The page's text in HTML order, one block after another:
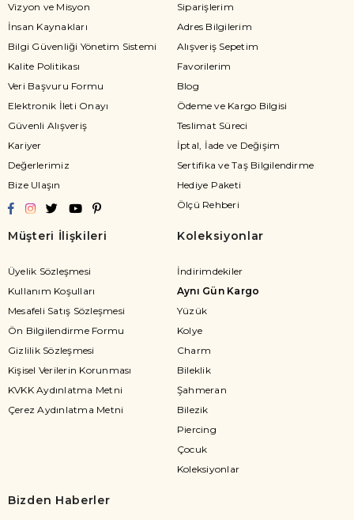
Vizyon ve Misyon
İnsan Kaynakları
Bilgi Güvenliği Yönetim Sistemi
Kalite Politikası
Veri Başvuru Formu
Elektronik İleti Onayı
Güvenli Alışveriş
Kariyer
Değerlerimiz
Bize Ulaşın
Siparişlerim
Adres Bilgilerim
Alışveriş Sepetim
Favorilerim
Blog
Ödeme ve Kargo Bilgisi
Teslimat Süreci
İptal, İade ve Değişim
Sertifika ve Taş Bilgilendirme
Hediye Paketi
Ölçü Rehberi
Müşteri İlişkileri
Üyelik Sözleşmesi
Kullanım Koşulları
Mesafeli Satış Sözleşmesi
Ön Bilgilendirme Formu
Gizlilik Sözleşmesi
Kişisel Verilerin Korunması
KVKK Aydınlatma Metni
Çerez Aydınlatma Metni
Koleksiyonlar
İndirimdekiler
Aynı Gün Kargo
Yüzük
Kolye
Charm
Bileklik
Şahmeran
Bilezik
Piercing
Çocuk
Koleksiyonlar
Bizden Haberler